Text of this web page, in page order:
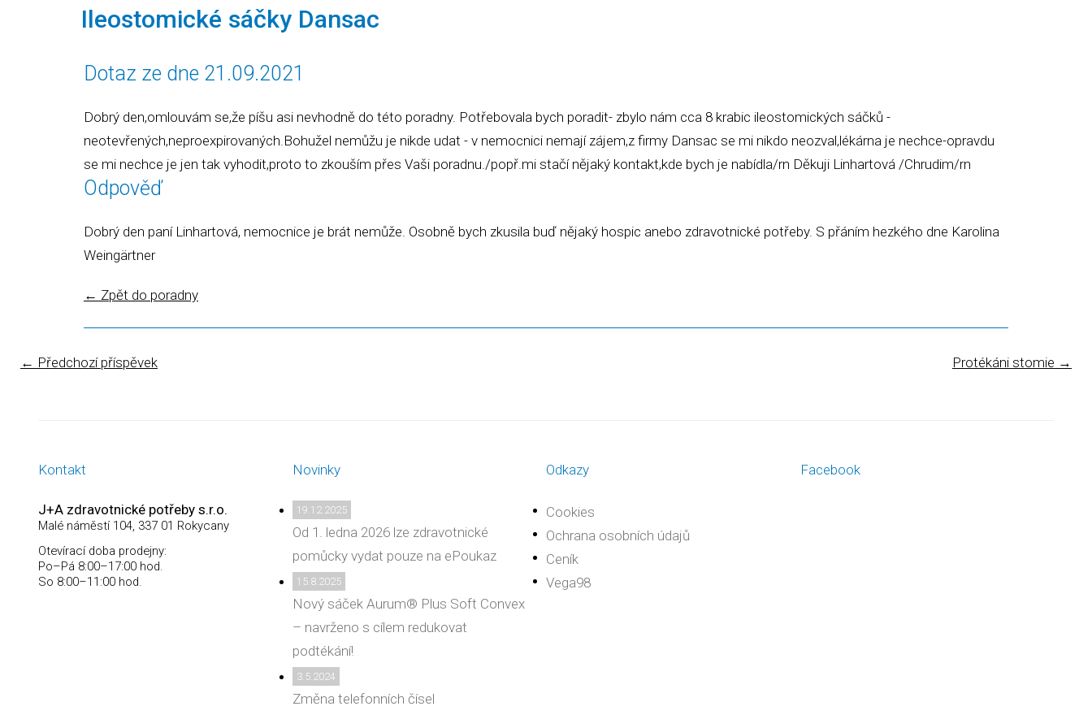
Ileostomické sáčky Dansac
Dotaz ze dne 21.09.2021
Dobrý den,omlouvám se,že píšu asi nevhodně do této poradny. Potřebovala bych poradit- zbylo nám cca 8 krabic ileostomických sáčků -
neotevřených,neproexpirovaných.Bohužel nemůžu je nikde udat - v nemocnici nemají zájem,z firmy Dansac se mi nikdo neozval,lékárna je nechce-opravdu
se mi nechce je jen tak vyhodit,proto to zkouším přes Vaši poradnu./popř.mi stačí nějaký kontakt,kde bych je nabídla/rn Děkuji Linhartová /Chrudim/rn
Odpověď
Dobrý den paní Linhartová, nemocnice je brát nemůže. Osobně bych zkusila buď nějaký hospic anebo zdravotnické potřeby. S přáním hezkého dne Karolina
Weingärtner
← Zpět do poradny
Navigace pro příspěvky
← Předchozí příspěvek Protékáni stomie →
Kontakt
J+A zdravotnické potřeby s.r.o.
Malé náměstí 104, 337 01 Rokycany
Otevírací doba prodejny:
Po–Pá 8:00–17:00 hod.
So 8:00–11:00 hod.
Novinky
Od 1. ledna 2026 lze zdravotnické
pomůcky vydat pouze na ePoukaz
19.12.2025
Nový sáček Aurum® Plus Soft Convex
– navrženo s cílem redukovat
podtékání!
15.8.2025
Změna telefonních čísel
3.5.2024
Odkazy
Cookies
Ochrana osobních údajů
Ceník
Vega98
Facebook